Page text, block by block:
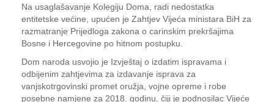
Na usaglašavanje Kolegiju Doma, radi nedostatka
entitetske većine, upućen je Zahtjev Vijeća ministara BiH za
razmatranje Prijedloga zakona o carinskim prekršajima
Bosne i Hercegovine po hitnom postupku.
Dom naroda usvojio je Izvještaj o izdatim ispravama i
odbijenim zahtjevima za izdavanje isprava za
vanjskotrgovinski promet oružja, vojne opreme i robe
posebne namjene za 2018. godinu, čiji je podnosilac Vijeće